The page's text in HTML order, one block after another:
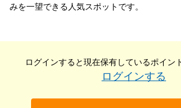
みを一望できる人気スポットです。
ログインすると現在保有しているポイン
ログインする